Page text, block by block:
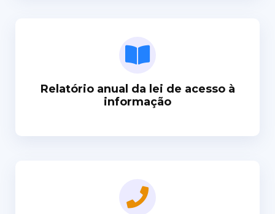
Relatório anual da lei de acesso à
informação